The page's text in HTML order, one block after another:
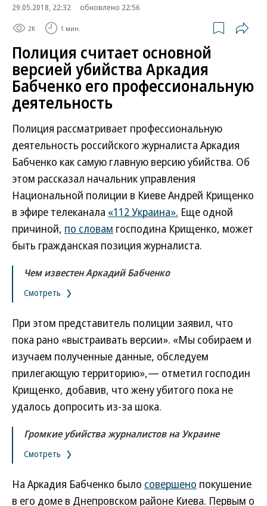
29.05.2018, 22:32
обновлено 22:56
2K 1 мин.
Полиция считает основной
версией убийства Аркадия
Бабченко его профессиональную
деятельность
Полиция рассматривает профессиональную
деятельность российского журналиста Аркадия
Бабченко как самую главную версию убийства. Об
этом рассказал начальник управления
Национальной полиции в Киеве Андрей Крищенко
в эфире телеканала «112 Украина». Еще одной
причиной, по словам господина Крищенко, может
быть гражданская позиция журналиста.
Чем известен Аркадий Бабченко
Смотреть
При этом представитель полиции заявил, что
пока рано «выстраивать версии». «Мы собираем и
изучаем полученные данные, обследуем
прилегающую территорию»,— отметил господин
Крищенко, добавив, что жену убитого пока не
удалось допросить из-за шока.
Громкие убийства журналистов на Украине
Смотреть
На Аркадия Бабченко было совершено покушение
в его доме в Днепровском районе Киева. Первым о